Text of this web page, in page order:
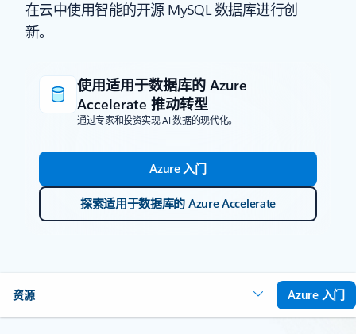
在云中使用智能的开源 MySQL 数据库进行创
新。
使用适用于数据库的 Azure
Accelerate 推动转型
通过专家和投资实现 AI 数据的现代化。
Azure 入门
探索适用于数据库的 Azure Accelerate
资源 Azure 入门